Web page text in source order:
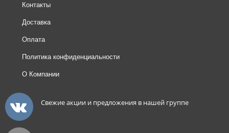
Контакты
Доставка
Оплата
Политика конфиденциальности
О Компании
Свежие акции и предложения в нашей группе